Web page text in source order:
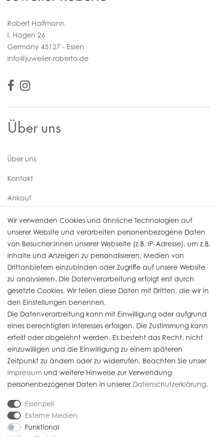
Robert Halfmann
I. Hagen 26
Germany 45127 - Essen
info@juwelier-roberto.de
Über uns
Über uns
Kontakt
Ankauf
Uhren Service
Vertrag widerrufen
Informationen
Widerrufs­recht
Impressum
AGB
Wir verwenden Cookies und ähnliche Technologien auf
unserer Website und verarbeiten personenbezogene Daten
von Besucher:innen unserer Webseite (z.B. IP-Adresse), um z.B.
Inhalte und Anzeigen zu personalisieren, Medien von
Drittanbietern einzubinden oder Zugriffe auf unsere Website
zu analysieren. Die Datenverarbeitung erfolgt erst durch
gesetzte Cookies. Wir teilen diese Daten mit Dritten, die wir in
den Einstellungen benennen.
Die Datenverarbeitung kann mit Einwilligung oder aufgrund
eines berechtigten Interesses erfolgen. Die Zustimmung kann
erteilt oder abgelehnt werden. Es besteht das Recht, nicht
einzuwilligen und die Einwilligung zu einem späteren
Zeitpunkt zu ändern oder zu widerrufen. Beachten Sie unser
Impressum und weitere Hinweise zur Verwendung
personenbezogener Daten in unserer Daten­schutz­erklärung.
Essenziell
Externe Medien
Funktional